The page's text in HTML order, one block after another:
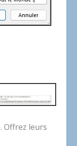
Offrez leurs